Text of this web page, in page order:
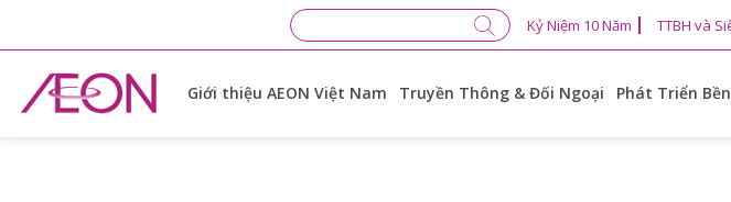
Giới thiệu AEON Việt Nam Truyền Thông & Đối Ngoại Phát Triển
Kỷ Niệm 10 Năm TTBH và